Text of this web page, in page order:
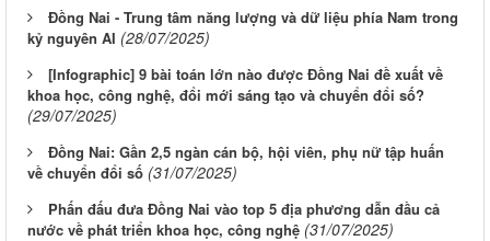
Đồng Nai - Trung tâm năng lượng và dữ liệu phía Nam trong
kỷ nguyên AI (28/07/2025)
[Infographic] 9 bài toán lớn nào được Đồng Nai đề xuất về
khoa học, công nghệ, đổi mới sáng tạo và chuyển đổi số?
(29/07/2025)
Đồng Nai: Gần 2,5 ngàn cán bộ, hội viên, phụ nữ tập huấn
về chuyển đổi số (31/07/2025)
Phấn đấu đưa Đồng Nai vào top 5 địa phương dẫn đầu cả
nước về phát triển khoa học, công nghệ (31/07/2025)